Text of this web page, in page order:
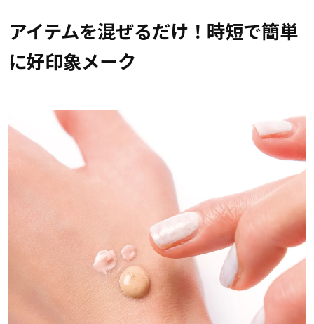
アイテムを混ぜるだけ！時短で簡単
に好印象メーク